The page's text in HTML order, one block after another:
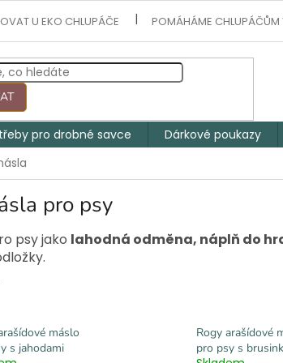
U EKO CHLUPÁČE POMÁHÁME
pro drobné savce
Dárkové poukazy
pro psy
psy jako lahodná odměna, náplň do
.
máslo
s jahodami
Rogy arašídové
pro psy s